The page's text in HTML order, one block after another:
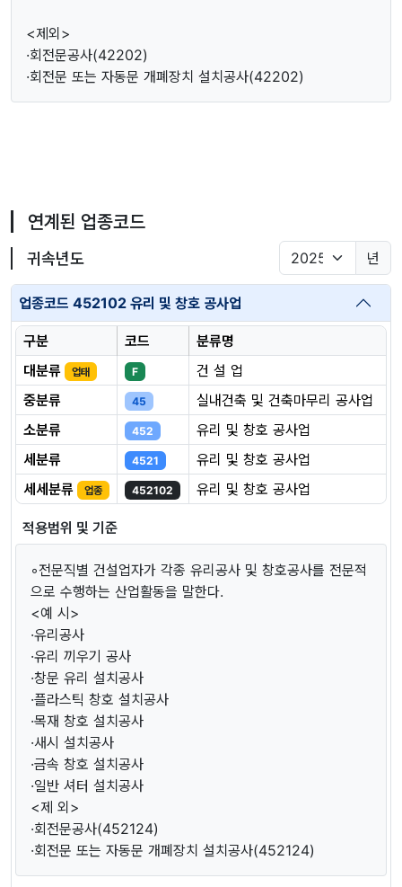
<제외>
·회전문공사(42202)
·회전문 또는 자동문 개폐장치 설치공사(42202)
연계된 업종코드
귀속년도 년
업종코드 452102 유리 및 창호 공사업
구분 코드
분류명
대분류
업태 F
건 설 업
중분류
45
실내건축 및 건축마무리 공사업
소분류
452
유리 및 창호 공사업
세분류
4521
유리 및 창호 공사업
세세분류
업종 452102 유리 및 창호 공사업
적용범위 및 기준
◦전문직별 건설업자가 각종 유리공사 및 창호공사를 전문적
으로 수행하는 산업활동을 말한다.
<예 시>
·유리공사
·유리 끼우기 공사
·창문 유리 설치공사
·플라스틱 창호 설치공사
·목재 창호 설치공사
·새시 설치공사
·금속 창호 설치공사
·일반 셔터 설치공사
<제 외>
·회전문공사(452124)
·회전문 또는 자동문 개폐장치 설치공사(452124)